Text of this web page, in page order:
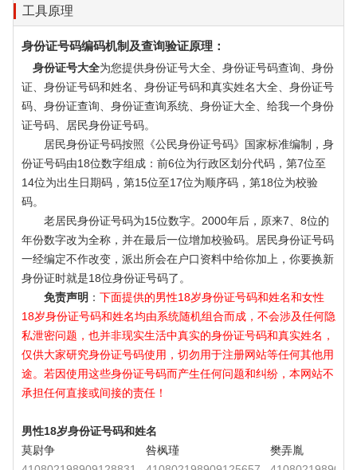
工具原理
身份证号码编码机制及查询验证原理：
身份证号大全为您提供身份证号大全、身份证号码查询、身份
证、身份证号码和姓名、身份证号码和真实姓名大全、身份证号
码、身份证查询、身份证查询系统、身份证大全、给我一个身份
证号码、居民身份证号码。
居民身份证号码按照《公民身份证号码》国家标准编制，身
份证号码由18位数字组成：前6位为行政区划分代码，第7位至
14位为出生日期码，第15位至17位为顺序码，第18位为校验
码。
老居民身份证号码为15位数字。2000年后，原来7、8位的
年份数字改为全称，并在最后一位增加校验码。居民身份证号码
一经编定不作改变，派出所会在户口资料中给你加上，你要换新
身份证时就是18位身份证号码了。
免责声明 ： 下面提供的男性18岁身份证号码和姓名和女性
18岁身份证号码和姓名均由系统随机组合而成，不会涉及任何隐
私泄密问题，也并非现实生活中真实的身份证号码和真实姓名，
仅供大家研究身份证号码使用，切勿用于注册网站等任何其他用
途。若因使用这些身份证号码而产生任何问题和纠纷，本网站不
承担任何直接或间接的责任！
男性18岁身份证号码和姓名
莫尉争
咎枫瑾
樊弄胤